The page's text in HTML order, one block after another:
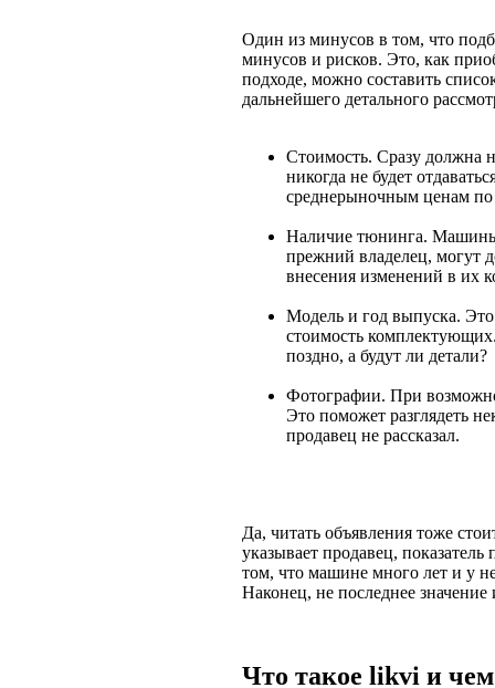
Один из минусов в том, что
минусов и рисков. Это, как
подходе, можно составить
дальнейшего детального
Стоимость. Сразу должна
никогда не будет
среднерыночным ценам по
Наличие тюнинга.
прежний владелец, могут
внесения изменений в их
Модель и год выпуска. Это
стоимость
поздно, а будут ли детали?
Фотографии. При
Это поможет разглядеть
продавец не рассказал.
Да, читать объявления тоже
указывает продавец,
том, что машине много лет и у
Наконец, не последнее значение
Что такое likvi и чем